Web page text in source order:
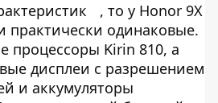
, то у Honor 9X
практически одинаковые.
процессоры Kirin 810, а
дисплеи с разрешением
и аккумуляторы